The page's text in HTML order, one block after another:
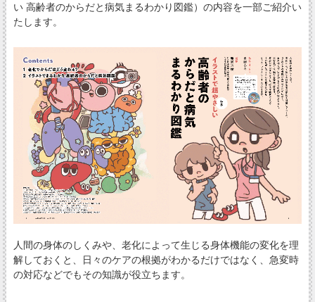
い 高齢者のからだと病気まるわかり図鑑）の内容を一部ご紹介い
たします。
人間の身体のしくみや、老化によって生じる身体機能の変化を理
解しておくと、日々のケアの根拠がわかるだけではなく、急変時
の対応などでもその知識が役立ちます。